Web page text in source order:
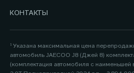
КОНТАКТЫ
¹ Указана максимальная цена
автомобиль JAECOO J8 (Джей 8)
(комплектация автомобиля с